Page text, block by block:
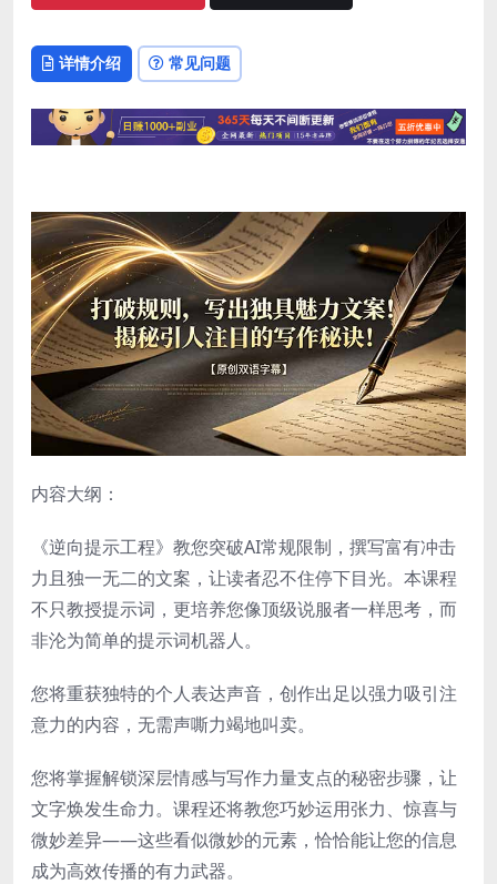
详情介绍 常见问题
内容大纲：
《逆向提示工程》教您突破AI常规限制，撰写富有冲击
力且独一无二的文案，让读者忍不住停下目光。本课程
不只教授提示词，更培养您像顶级说服者一样思考，而
非沦为简单的提示词机器人。
您将重获独特的个人表达声音，创作出足以强力吸引注
意力的内容，无需声嘶力竭地叫卖。
您将掌握解锁深层情感与写作力量支点的秘密步骤，让
文字焕发生命力。课程还将教您巧妙运用张力、惊喜与
微妙差异——这些看似微妙的元素，恰恰能让您的信息
成为高效传播的有力武器。